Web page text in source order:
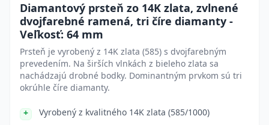
Diamantový prsteň zo 14K zlata, zvlnené
dvojfarebné ramená, tri číre diamanty -
Veľkosť: 64 mm
Prsteň je vyrobený z 14K zlata (585) s dvojfarebným
prevedením. Na širších vlnkách z bieleho zlata sa
nachádzajú drobné bodky. Dominantným prvkom sú tri
okrúhle číre diamanty.
Vyrobený z kvalitného 14K zlata (585/1000)